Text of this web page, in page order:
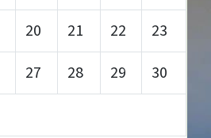
20 21 22 23
27 28 29 30